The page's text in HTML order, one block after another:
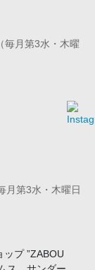
月第3水・木曜
第3水・木曜日
プ ”ZABOU